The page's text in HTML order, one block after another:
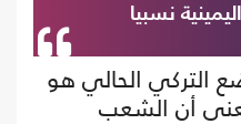
نسبيا
التركي الحالي هو
أن الشعب